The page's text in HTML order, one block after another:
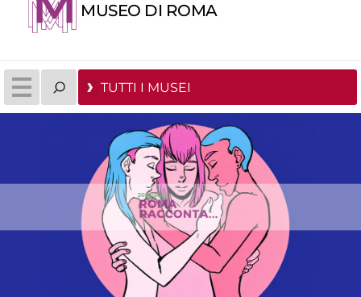
MUSEO DI ROMA
TUTTI I MUSEI